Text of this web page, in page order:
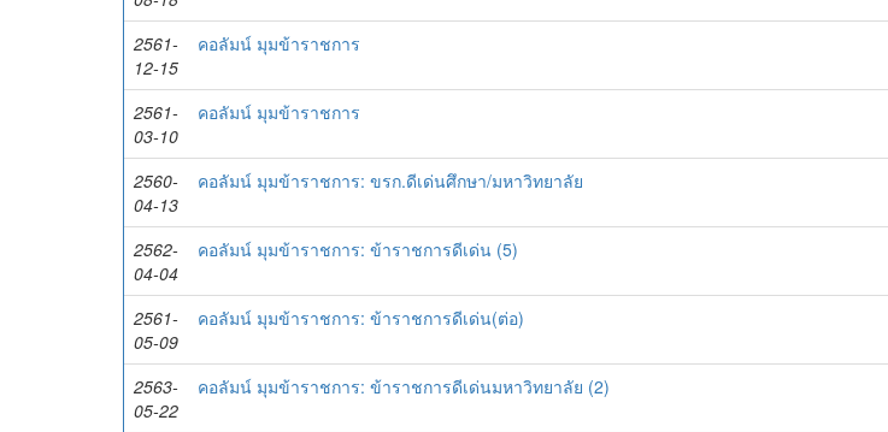
2561-
12-15
คอลัมน์ มุมข้าราชการ
2561-
03-10
คอลัมน์ มุมข้าราชการ
2560-
04-13
คอลัมน์ มุมข้าราชการ: ขรก.ดีเด่นศึกษา/มหาวิทยาลัย
2562-
04-04
คอลัมน์ มุมข้าราชการ: ข้าราชการดีเด่น (5)
2561-
05-09
คอลัมน์ มุมข้าราชการ: ข้าราชการดีเด่น(ต่อ)
2563-
05-22
คอลัมน์ มุมข้าราชการ: ข้าราชการดีเด่นมหาวิทยาลัย (2)